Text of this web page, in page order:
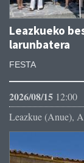
Leazkueko
larunbatera
FESTA
2026/08/15 12:00
Leazkue (Anue),